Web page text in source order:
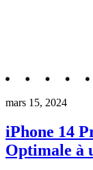
mars 15, 2024
iPhone 14
Optimale à